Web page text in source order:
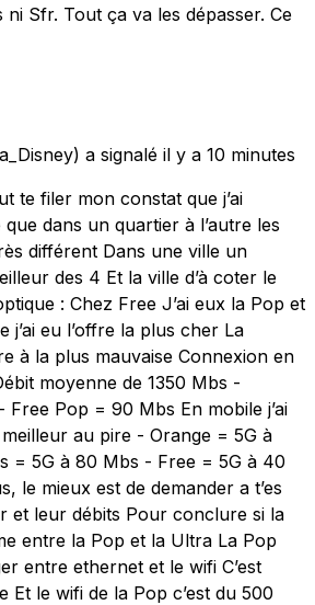
ni Sfr. Tout ça va les dépasser. Ce
a signalé il y a 10 minutes
te filer mon constat que j’ai
dans un quartier à l’autre les
différent Dans une ville un
des 4 Et la ville d’à coter le
: Chez Free J’ai eux la Pop et
j’ai eu l’offre la plus cher La
à la plus mauvaise Connexion en
moyenne de 1350 Mbs -
Pop = 90 Mbs En mobile j’ai
au pire - Orange = 5G à
= 5G à 80 Mbs - Free = 5G à 40
le mieux est de demander a t’es
et leur débits Pour conclure si la
entre la Pop et la Ultra La Pop
entre ethernet et le wifi C’est
Et le wifi de la Pop c’est du 500